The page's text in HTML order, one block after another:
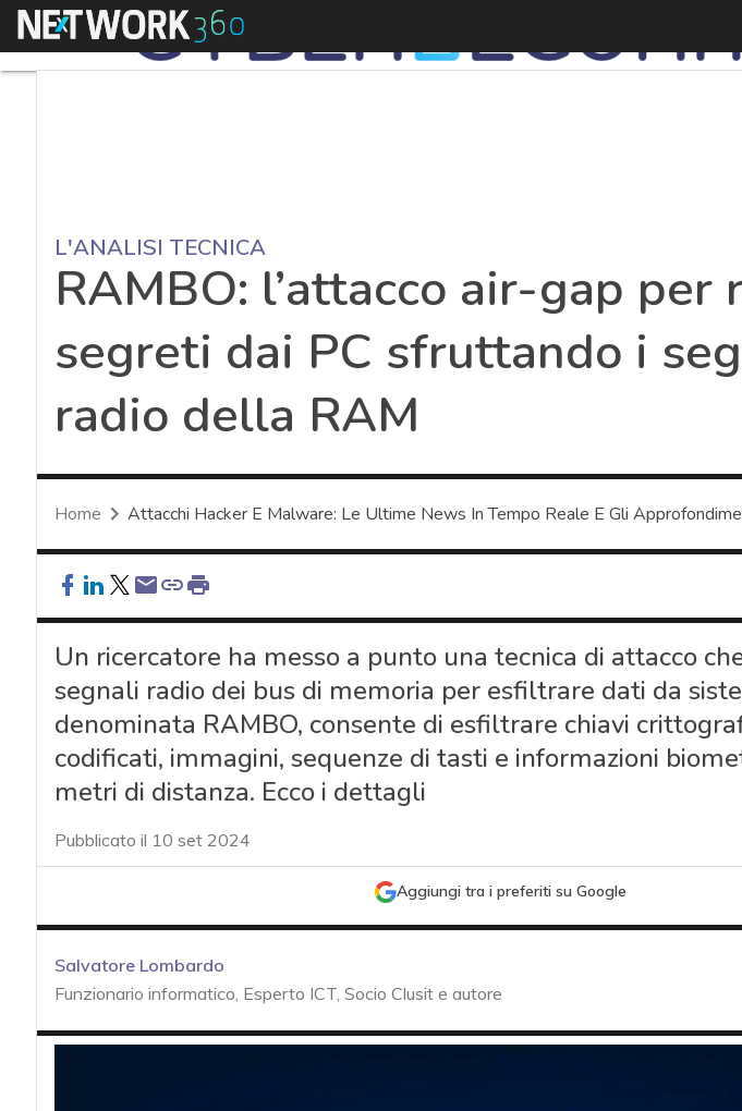
Menu
L'ANALISI TECNICA
RAMBO: l’attacco air-gap per
segreti dai PC sfruttando i
radio della RAM
Home Attacchi Hacker E Malware: Le Ultime News In Tempo Reale E Gli
Un ricercatore ha messo a punto una tecnica di attacco
segnali radio dei bus di memoria per esfiltrare dati da
denominata RAMBO, consente di esfiltrare chiavi
codificati, immagini, sequenze di tasti e informazioni
metri di distanza. Ecco i dettagli
Pubblicato il 10 set 2024
Aggiungi tra i preferiti su Google
Salvatore Lombardo
Funzionario informatico, Esperto ICT, Socio Clusit e autore